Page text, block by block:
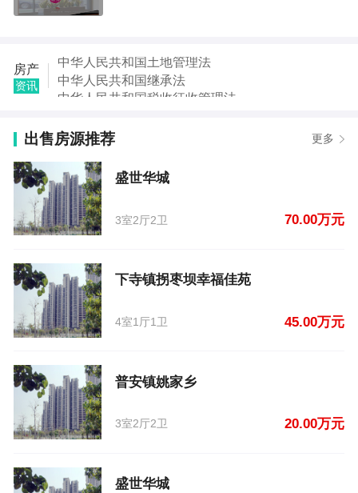
信息
【王涛】发布了【盛世华城】的二手房信息
【宋先生】发布了【下寺镇拐枣坝幸福佳苑】的二手
房信息
【白婷】发布了【盛世华城】的二手房信息
房产
资讯
中华人民共和国土地管理法
中华人民共和国继承法
中华人民共和国税收征收管理法
中华人民共和国城市维护建设税法
中华人民共和国国家赔偿法
中华人民共和国城乡规划法
出售房源推荐 更多
盛世华城
3室2厅2卫 70.00万元
下寺镇拐枣坝幸福佳苑
4室1厅1卫 45.00万元
普安镇姚家乡
3室2厅2卫 20.00万元
盛世华城